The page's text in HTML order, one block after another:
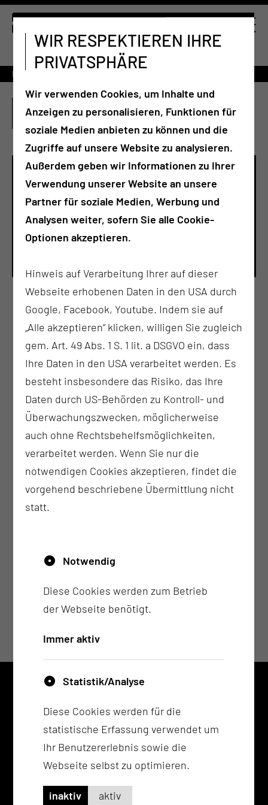
Fort- & Weiterbildung
KLINISCHE
EXPERTENQUALIFIZIERUNG
FORT- UND
WEITERBILDUNGSZENTRUM
Tel.:+49 355 46 79114
Per E-Mail kontaktieren
Sedierung und Notfallmanagement in
der Endoskopie
Die Fortbildung vermittelt aktuelles Wissen für ein
sicheres und professionelles Vorgehen bei
Sedierungen in der Endoskopie.
1-tägiger Refresher Sedierung und
Notfallmanagement in der
Endoskopie (S3)
0355 46 -0
info@mul-ct.de
mul-ct.de
Medizinische Universität Lausitz - Carl Thiem
WIR RESPEKTIEREN IHRE
PRIVATSPHÄRE
Wir verwenden Cookies, um Inhalte und
Anzeigen zu personalisieren, Funktionen für
soziale Medien anbieten zu können und die
Zugriffe auf unsere Website zu analysieren.
Außerdem geben wir Informationen zu Ihrer
Verwendung unserer Website an unsere
Partner für soziale Medien, Werbung und
Analysen weiter, sofern Sie alle Cookie-
Optionen akzeptieren.
Hinweis auf Verarbeitung Ihrer auf dieser
Webseite erhobenen Daten in den USA durch
Google, Facebook, Youtube. Indem sie auf
„Alle akzeptieren“ klicken, willigen Sie zugleich
gem. Art. 49 Abs. 1 S. 1 lit. a DSGVO ein, dass
Ihre Daten in den USA verarbeitet werden. Es
besteht insbesondere das Risiko, das Ihre
Daten durch US-Behörden zu Kontroll- und
Überwachungszwecken, möglicherweise
auch ohne Rechtsbehelfsmöglichkeiten,
verarbeitet werden. Wenn Sie nur die
notwendigen Cookies akzeptieren, findet die
vorgehend beschriebene Übermittlung nicht
statt.
Notwendig
Diese Cookies werden zum Betrieb
der Webseite benötigt.
Immer aktiv
Statistik/Analyse
Diese Cookies werden für die
statistische Erfassung verwendet um
Ihr Benutzererlebnis sowie die
Webseite selbst zu optimieren.
inaktiv aktiv